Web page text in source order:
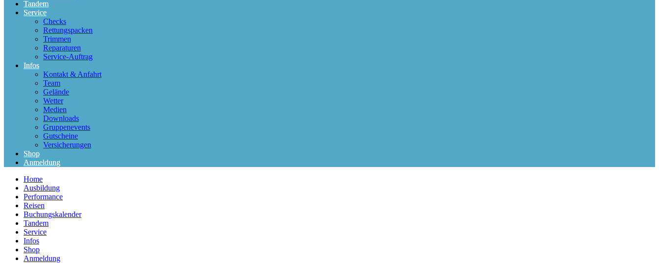
Tandem
Service
Checks
Rettungspacken
Trimmen
Reparaturen
Service-Auftrag
Infos
Kontakt & Anfahrt
Team
Gelände
Wetter
Medien
Downloads
Gruppenevents
Gutscheine
Versicherungen
Shop
Anmeldung
Home
Ausbildung
Performance
Reisen
Buchungskalender
Tandem
Service
Infos
Shop
Anmeldung